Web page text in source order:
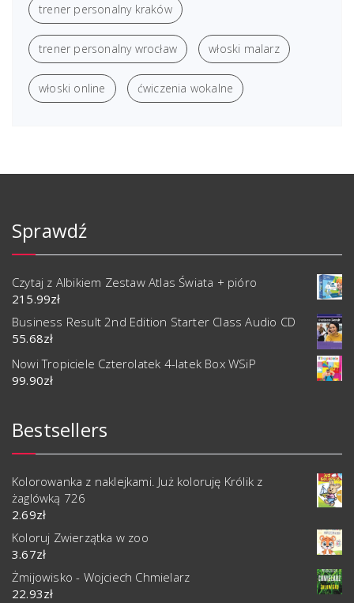
trener personalny kraków
trener personalny wrocław włoski malarz
włoski online ćwiczenia wokalne
Sprawdź
Czytaj z Albikiem Zestaw Atlas Świata + pióro
215.99zł
Business Result 2nd Edition Starter Class Audio CD
55.68zł
Nowi Tropiciele Czterolatek 4-latek Box WSiP
99.90zł
Bestsellers
Kolorowanka z naklejkami. Już koloruję Królik z
żaglówką 726
2.69zł
Koloruj Zwierzątka w zoo
3.67zł
Żmijowisko - Wojciech Chmielarz
22.93zł